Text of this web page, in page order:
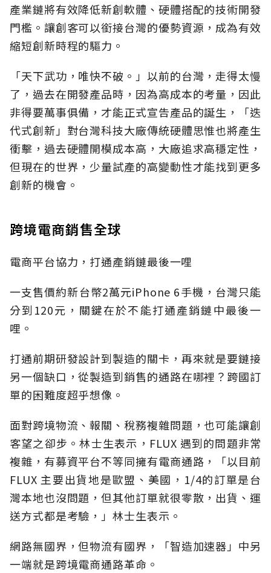
產業鏈將有效降低新創軟體、硬體搭配的技術開發
門檻。讓創客可以銜接台灣的優勢資源，成為有效
縮短創新時程的驅力。
「天下武功，唯快不破。」以前的台灣，走得太慢
了，過去在開發產品時，因為高成本的考量，因此
非得要萬事俱備，才能正式宣告產品的誕生，「迭
代式創新」對台灣科技大廠傳統硬體思惟也將產生
衝擊，過去硬體開模成本高，大廠追求高穩定性，
但現在的世界，少量試產的高變動性才能找到更多
創新的機會。
跨境電商銷售全球
電商平台協力，打通產銷鏈最後一哩
一支售價約新台幣2萬元iPhone 6手機，台灣只能
分到120元，關鍵在於不能打通產銷鏈中最後一
哩。
打通前期研發設計到製造的關卡，再來就是要鏈接
另一個缺口，從製造到銷售的通路在哪裡？跨國訂
單的困難度超乎想像。
面對跨境物流、報關、稅務複雜問題，也可能讓創
客望之卻步。林士生表示，FLUX 遇到的問題非常
複雜，有募資平台不等同擁有電商通路，「以目前
FLUX 主要出貨地是歐盟、美國，1/4的訂單是台
灣本地也沒問題，但其他訂單就很零散，出貨、運
送方式都是考驗，」林士生表示。
網路無國界，但物流有國界，「智造加速器」中另
一端就是跨境電商通路革命。